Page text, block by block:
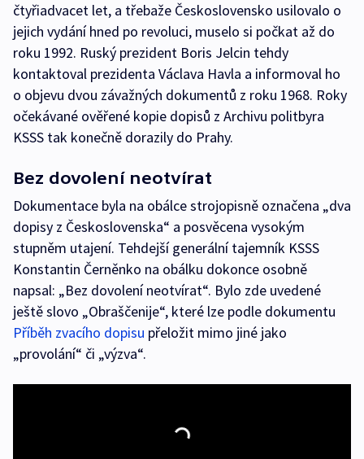
čtyřiadvacet let, a třebaže Československo usilovalo o
jejich vydání hned po revoluci, muselo si počkat až do
roku 1992. Ruský prezident Boris Jelcin tehdy
kontaktoval prezidenta Václava Havla a informoval ho
o objevu dvou závažných dokumentů z roku 1968. Roky
očekávané ověřené kopie dopisů z Archivu politbyra
KSSS tak konečně dorazily do Prahy.
Bez dovolení neotvírat
Dokumentace byla na obálce strojopisně označena „dva
dopisy z Československa“ a posvěcena vysokým
stupněm utajení. Tehdejší generální tajemník KSSS
Konstantin Černěnko na obálku dokonce osobně
napsal: „Bez dovolení neotvírat“. Bylo zde uvedené
ještě slovo „Obraščenije“, které lze podle dokumentu
Příběh zvacího dopisu přeložit mimo jiné jako
„provolání“ či „výzva“.